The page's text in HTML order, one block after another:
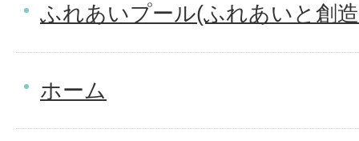
ふれあいプール(ふれあいと創
ホーム